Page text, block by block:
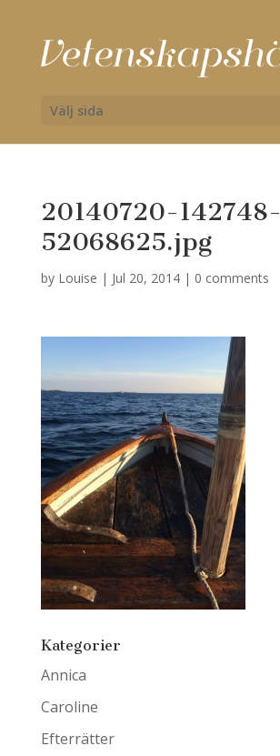
Välj sida
20140720-142748-
52068625.jpg
by Louise | Jul 20, 2014| 0 comments
Kategorier
Annica
Caroline
Efterrätter